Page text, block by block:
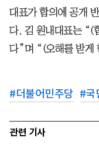
대표가 합의에 공개
다. 김 원내대표는 “(
다”며 “(오해를 받게
#더불어민주당 #국
관련 기사